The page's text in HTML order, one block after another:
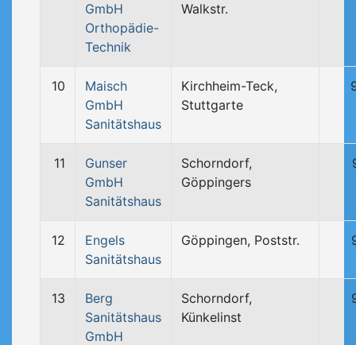
GmbH
Orthopädie-
Technik
Walkstr.
10
Maisch
GmbH
Sanitätshaus
Kirchheim-Teck,
Stuttgarte
11
Gunser
GmbH
Sanitätshaus
Schorndorf,
Göppingers
12
Engels
Sanitätshaus
Göppingen, Poststr.
13
Berg
Sanitätshaus
GmbH
Schorndorf,
Künkelinst